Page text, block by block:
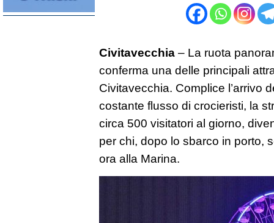
Civitavecchia – La ruota
conferma una delle principali
Civitavecchia. Complice l’arrivo
costante flusso di crocieristi, la
circa 500 visitatori al giorno,
per chi, dopo lo sbarco in porto,
ora alla Marina.